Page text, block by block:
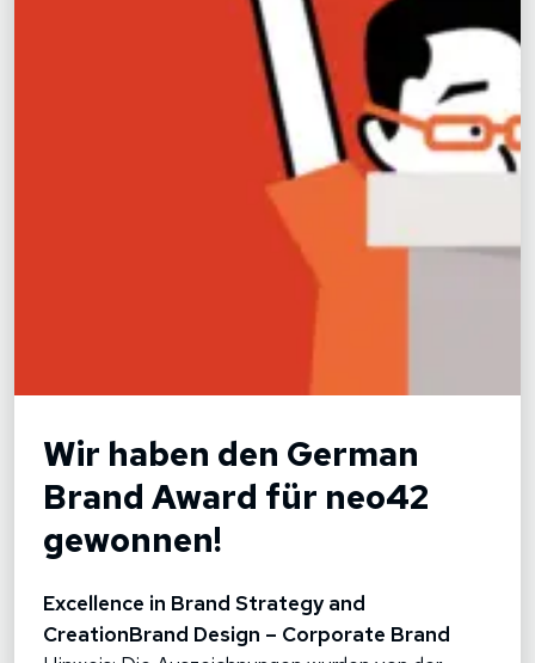
Wir haben den German
Brand Award für neo42
gewonnen!
Excellence in Brand Strategy and
CreationBrand Design – Corporate Brand